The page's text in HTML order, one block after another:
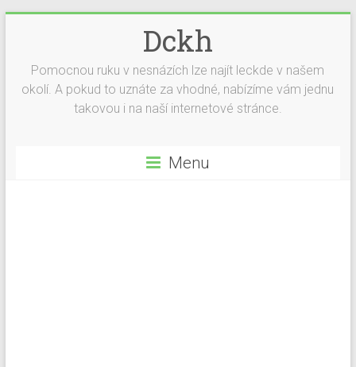
Dckh
Pomocnou ruku v nesnázích lze najít leckde v našem
okolí. A pokud to uznáte za vhodné, nabízíme vám jednu
takovou i na naší internetové stránce.
Menu